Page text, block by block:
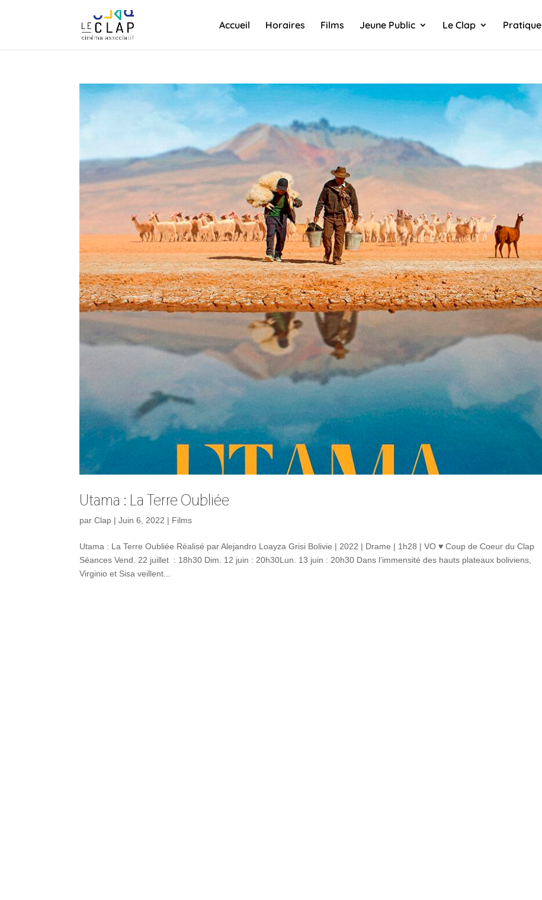
Accueil Horaires Films Jeune Public Le Clap Pratique
Utama : La Terre Oubliée
parClap |Juin 6, 2022 | Films
Utama : La Terre Oubliée Réalisé par Alejandro Loayza Grisi Bolivie | 2022 | Drame | 1h28 | VO ♥ Coup de Coeur du Clap
Séances Vend. 22 juillet : 18h30 Dim. 12 juin : 20h30Lun. 13 juin : 20h30 Dans l’immensité des hauts plateaux boliviens,
Virginio et Sisa veillent...